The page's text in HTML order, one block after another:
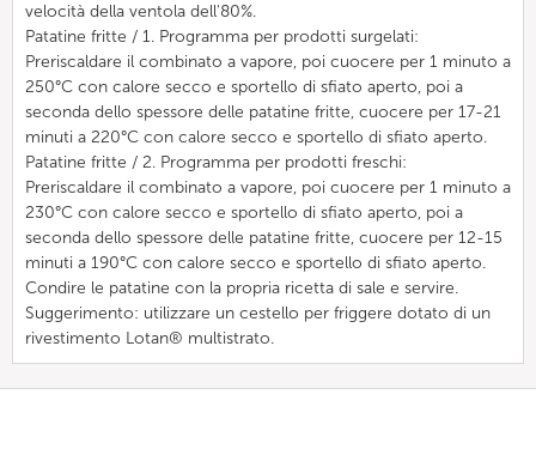
velocità della ventola dell'80%.
Patatine fritte / 1. Programma per prodotti surgelati:
Preriscaldare il combinato a vapore, poi cuocere per 1 minuto a
250°C con calore secco e sportello di sfiato aperto, poi a
seconda dello spessore delle patatine fritte, cuocere per 17-21
minuti a 220°C con calore secco e sportello di sfiato aperto.
Patatine fritte / 2. Programma per prodotti freschi:
Preriscaldare il combinato a vapore, poi cuocere per 1 minuto a
230°C con calore secco e sportello di sfiato aperto, poi a
seconda dello spessore delle patatine fritte, cuocere per 12-15
minuti a 190°C con calore secco e sportello di sfiato aperto.
Condire le patatine con la propria ricetta di sale e servire.
Suggerimento: utilizzare un cestello per friggere dotato di un
rivestimento Lotan® multistrato.